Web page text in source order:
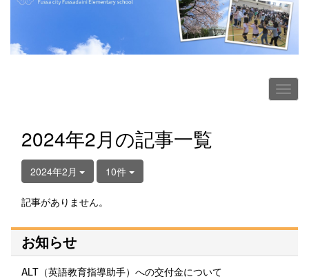
2024年2月の記事一覧
2024年2月 10件
記事がありません。
お知らせ
ALT（英語教育指導助手）への交付金について